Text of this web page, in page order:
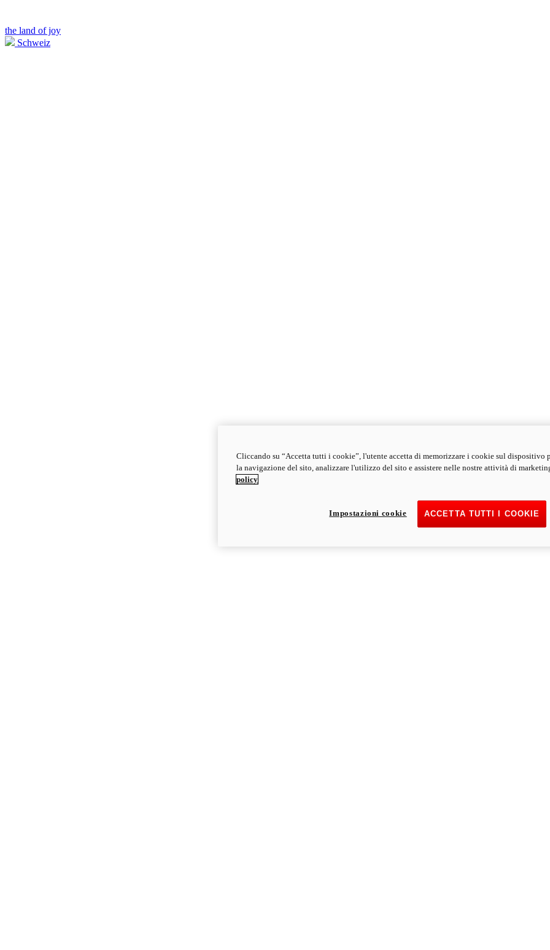
the land of joy
Schweiz
Cliccando su “Accetta tutti i cookie”, l'utente accetta di memorizzare i cookie sul dispositivo
la navigazione del sito, analizzare l'utilizzo del sito e assistere nelle nostre attività di
policy
ACCETTA TUTTI I COOKIE
Impostazioni cookie